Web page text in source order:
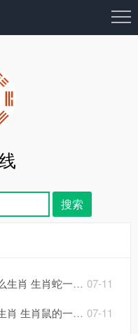
07-11
肖蛇一生被谁所害
07-11
鼠的一生怎么样呢